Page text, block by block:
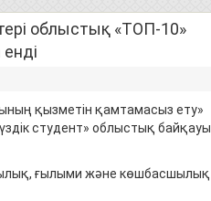
облыстық «ТОП-10»
қызметін қамтамасыз ету»
студент» облыстық байқауы
ғылыми және көшбасшылық